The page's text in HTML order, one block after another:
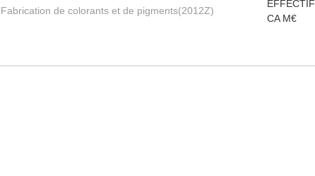
Fabrication de colorants et de pigments(2012Z)
EFFECTIF
CA M€